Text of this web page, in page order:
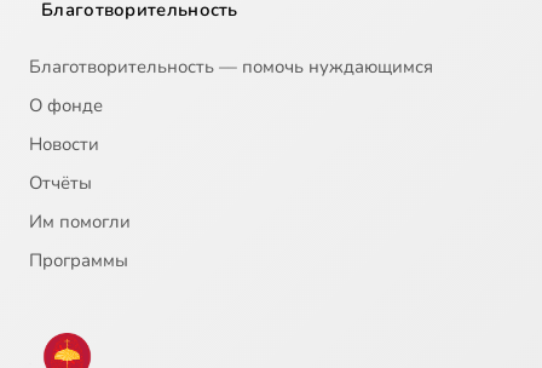
Благотворительность
Благотворительность — помочь нуждающимся
О фонде
Новости
Отчёты
Им помогли
Программы